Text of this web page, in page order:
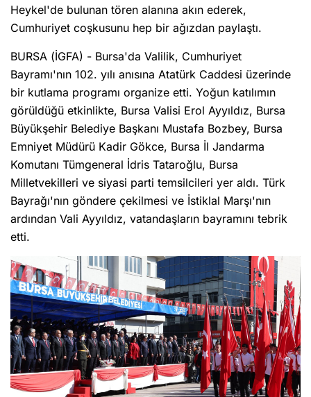
Heykel'de bulunan tören alanına akın ederek,
Cumhuriyet coşkusunu hep bir ağızdan paylaştı.
BURSA (İGFA) - Bursa'da Valilik, Cumhuriyet
Bayramı'nın 102. yılı anısına Atatürk Caddesi üzerinde
bir kutlama programı organize etti. Yoğun katılımın
görüldüğü etkinlikte, Bursa Valisi Erol Ayyıldız, Bursa
Büyükşehir Belediye Başkanı Mustafa Bozbey, Bursa
Emniyet Müdürü Kadir Gökce, Bursa İl Jandarma
Komutanı Tümgeneral İdris Tataroğlu, Bursa
Milletvekilleri ve siyasi parti temsilcileri yer aldı. Türk
Bayrağı'nın göndere çekilmesi ve İstiklal Marşı'nın
ardından Vali Ayyıldız, vatandaşların bayramını tebrik
etti.